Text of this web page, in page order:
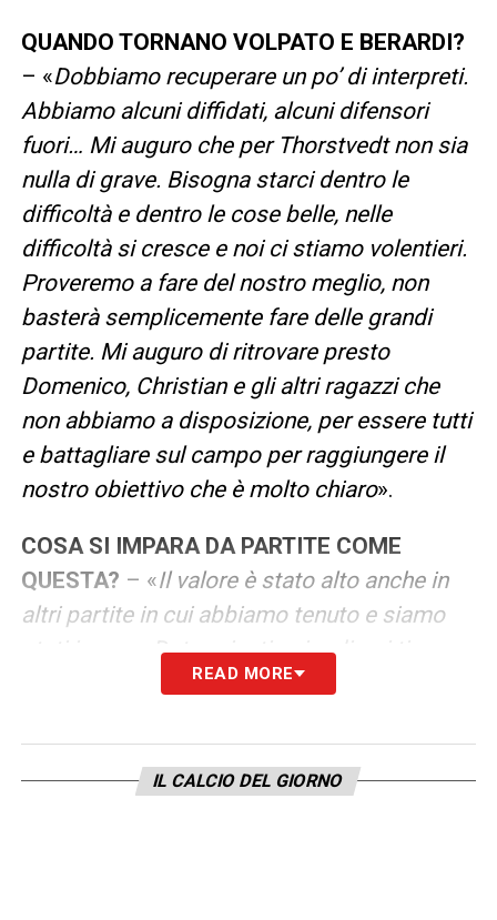
QUANDO TORNANO VOLPATO E BERARDI?
– «Dobbiamo recuperare un po’ di interpreti.
Abbiamo alcuni diffidati, alcuni difensori
fuori… Mi auguro che per Thorstvedt non sia
nulla di grave. Bisogna starci dentro le
difficoltà e dentro le cose belle, nelle
difficoltà si cresce e noi ci stiamo volentieri.
Proveremo a fare del nostro meglio, non
basterà semplicemente fare delle grandi
partite. Mi auguro di ritrovare presto
Domenico, Christian e gli altri ragazzi che
non abbiamo a disposizione, per essere tutti
e battagliare sul campo per raggiungere il
nostro obiettivo che è molto chiaro».
COSA SI IMPARA DA PARTITE COME
QUESTA? – «Il valore è stato alto anche in
altri partite in cui abbiamo tenuto e siamo
stati in gara. Determinati episodi poi ti vanno
nel verso giusto e riesci a rimanere in gara,
Dobbiamo imparare a rimanere aggrappati
alle gare. Nelle difficoltà ci si forgia e
READ MORE
IL CALCIO DEL GIORNO